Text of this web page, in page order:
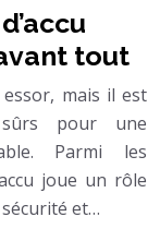
tout
mais il est
sûrs pour une
Parmi les
joue un rôle
et…